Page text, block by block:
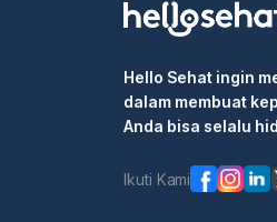
Hello Sehat ingin
dalam membuat
Anda bisa selalu
Ikuti Kami